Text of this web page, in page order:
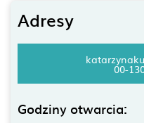
Adresy
00-
Godziny otwarcia: